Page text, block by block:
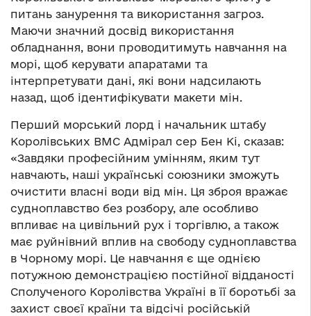
питань занурення та використання загроз.
Маючи значний досвід використання
обладнання, вони проводитимуть навчання на
морі, щоб керувати апаратами та
інтерпретувати дані, які вони надсилають
назад, щоб ідентифікувати макети мін.
Перший морський лорд і начальник штабу
Королівських ВМС Адмірал сер Бен Кі, сказав:
«Завдяки професійним умінням, яким тут
навчають, наші українські союзники зможуть
очистити власні води від мін. Ця зброя вражає
судноплавство без розбору, але особливо
впливає на цивільний рух і торгівлю, а також
має руйнівний вплив на свободу судноплавства
в Чорному морі. Це навчання є ще однією
потужною демонстрацією постійної відданості
Сполученого Королівства Україні в її боротьбі за
захист своєї країни та відсічі російській